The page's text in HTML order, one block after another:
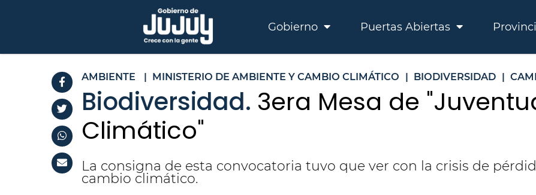
Gobierno Puertas Abiertas
AMBIENTE | MINISTERIO DE AMBIENTE Y CAMBIO CLIMÁTICO | BIODIVERSIDAD |
Biodiversidad. 3era Mesa de
Climático"
La consigna de esta convocatoria tuvo que ver con la crisis de
cambio climático.